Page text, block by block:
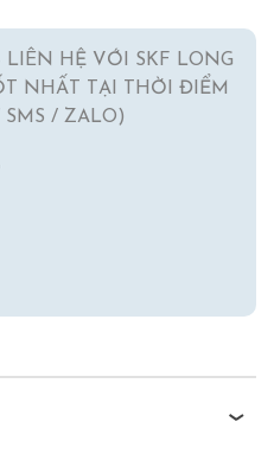
LIÊN HỆ VỚI SKF LONG
NHẤT TẠI THỜI ĐIỂM
/ ZALO)